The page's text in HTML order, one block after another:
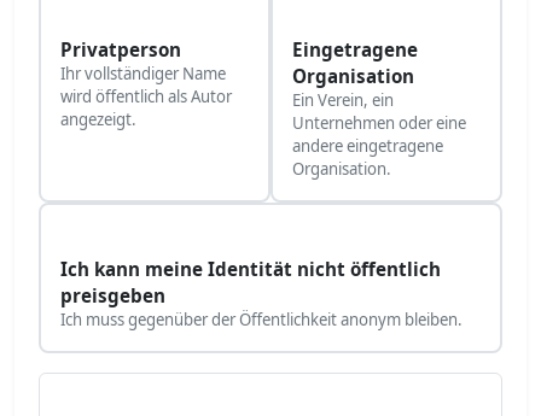
Privatperson
Ihr vollständiger Name
wird öffentlich als Autor
angezeigt.
Eingetragene
Organisation
Ein Verein, ein
Unternehmen oder eine
andere eingetragene
Organisation.
Ich kann meine Identität nicht öffentlich
preisgeben
Ich muss gegenüber der Öffentlichkeit anonym bleiben.